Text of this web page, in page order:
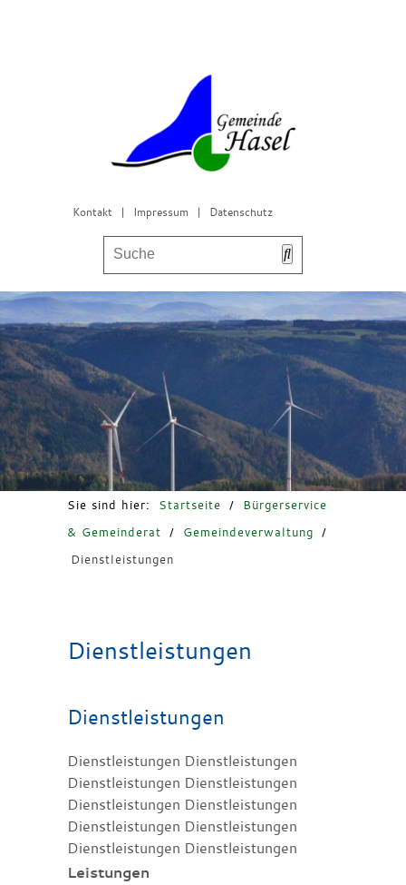
Kontakt | Impressum | Datenschutz
Bürgerservice & Gemeinderat
Leben in Hasel
Freizeit & Tourismus
Sie sind hier: Startseite /
Bürgerservice
& Gemeinderat
/ Gemeindeverwaltung
/
Dienstleistungen
Dienstleistungen
Dienstleistungen
Dienstleistungen Dienstleistungen
Dienstleistungen Dienstleistungen
Dienstleistungen Dienstleistungen
Dienstleistungen Dienstleistungen
Dienstleistungen Dienstleistungen
Leistungen